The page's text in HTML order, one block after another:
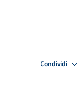
Condividi